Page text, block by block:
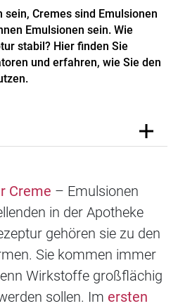
Cremes sind Emulsionen
Emulsionen sein. Wie
stabil? Hier finden Sie
und erfahren, wie Sie den
Creme – Emulsionen
in der Apotheke
gehören sie zu den
Sie kommen immer
Wirkstoffe großflächig
sollen. Im ersten